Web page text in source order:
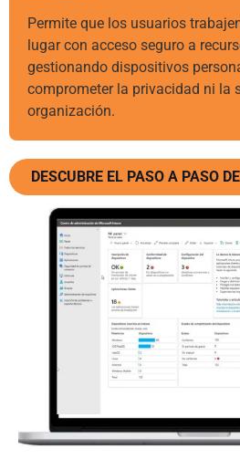
Permite que los usuarios
lugar con acceso seguro a
gestionando dispositivos
comprometer la privacidad ni la
organización.
DESCUBRE EL PASO A PASO